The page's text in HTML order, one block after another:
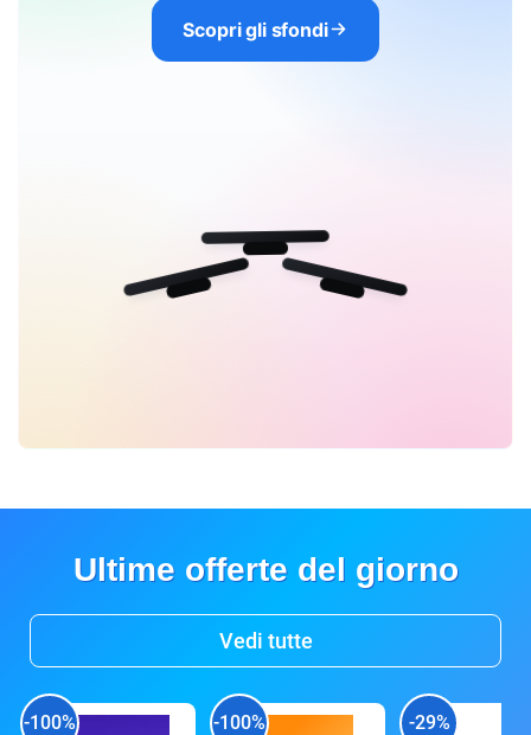
Scopri gli sfondi
Ultime offerte del giorno
Vedi tutte
-100% -100% -29%